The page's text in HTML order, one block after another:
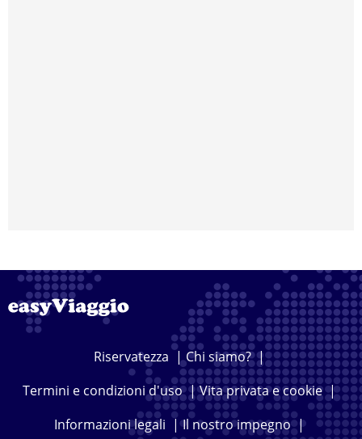
Riservatezza |Chi siamo?|
Termini e condizioni d'uso|Vita privata e cookie|
Informazioni legali |Il nostro impegno|